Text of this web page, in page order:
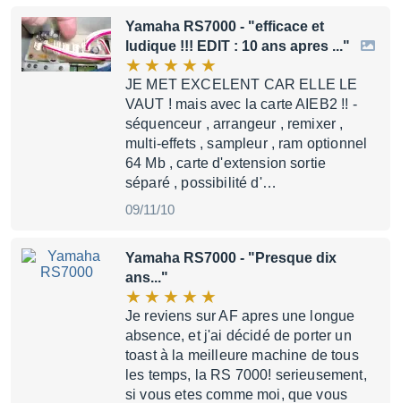
Yamaha RS7000 - "efficace et
ludique !!! EDIT : 10 ans apres ..."
JE MET EXCELENT CAR ELLE LE
VAUT ! mais avec la carte AIEB2 !! -
séquenceur , arrangeur , remixer ,
multi-effets , sampleur , ram optionnel
64 Mb , carte d'extension sortie
séparé , possibilité d'…
09/11/10
Yamaha RS7000 - "Presque dix
ans..."
Je reviens sur AF apres une longue
absence, et j'ai décidé de porter un
toast à la meilleure machine de tous
les temps, la RS 7000! serieusement,
si vous etes comme moi, que vous